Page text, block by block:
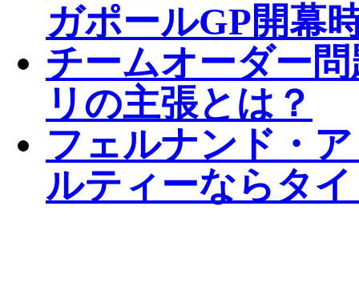
ガポールGP開幕
チームオーダー
リの主張とは？
フェルナンド・
ルティーならタ